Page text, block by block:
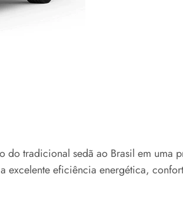
tradicional sedã ao Brasil em uma
eficiência energética,